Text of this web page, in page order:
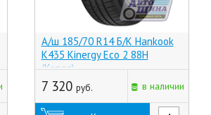
А/ш 185/70 R14 Б/К Hankook
K435 Kinergy Eco 2 88H
(Корея)
7 320 руб. в наличии